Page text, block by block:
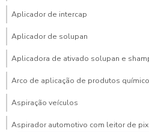
Aplicador de intercap
Aplicador de solupan
Aplicadora de ativado solupan e
Arco de aplicação de produtos
Aspiração veículos
Aspirador automotivo com leitor de pix